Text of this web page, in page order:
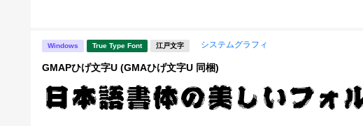
Windows True Type Font 江戸文字 システムグラフィ
GMAPひげ文字U (GMAひげ文字U 同梱)